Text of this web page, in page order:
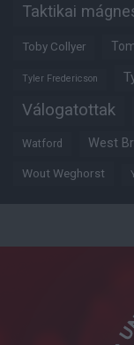
Taktikai
Toby Collyer
Tyler Fredericson
Válogatottak
Watford West
Wout Weghorst